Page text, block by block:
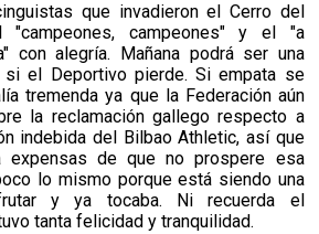
que invadieron el Cerro del
"campeones, campeones" y el "a
con alegría. Mañana podrá ser una
el Deportivo pierde. Si empata se
tremenda ya que la Federación aún
la reclamación gallego respecto a
indebida del Bilbao Athletic, así que
expensas de que no prospere esa
lo mismo porque está siendo una
y ya tocaba. Ni recuerda el
tanta felicidad y tranquilidad.